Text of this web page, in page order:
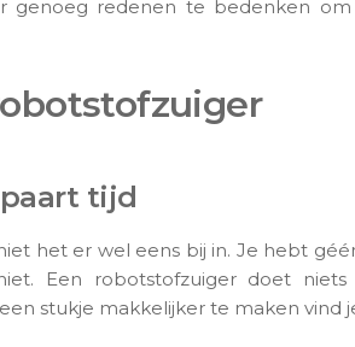
genoeg redenen te bedenken
tijd
het er wel eens bij in. Je hebt
Een robotstofzuiger doet
stukje makkelijker te maken vind